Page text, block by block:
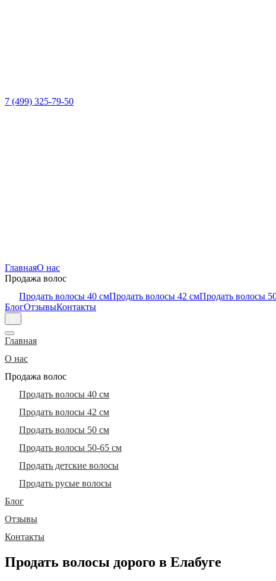
7 (499) 325-79-50
ГлавнаяО нас
Продажа волос
Продать волосы 40 смПродать волосы 42 смПродать волосы
БлогОтзывыКонтакты
Главная
О нас
Продажа волос
Продать волосы 40 см
Продать волосы 42 см
Продать волосы 50 см
Продать волосы 50-65 см
Продать детские волосы
Продать русые волосы
Блог
Отзывы
Контакты
Продать волосы дорого в Елабуге